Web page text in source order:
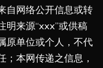
自网络公开信息或转
明来源“xxx”或供稿
原单位或个人，不代
本网传递之信息，